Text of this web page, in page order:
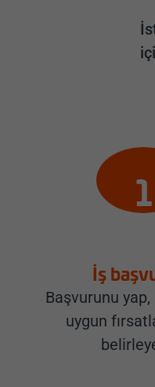
İş
Başvurunu
uygun